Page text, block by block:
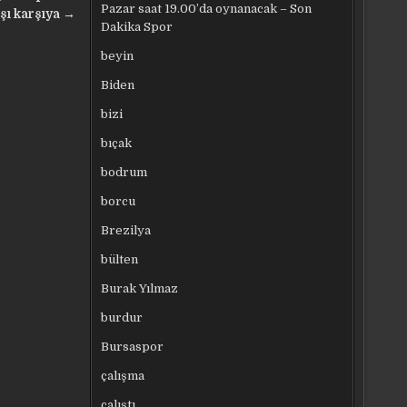
karşıya →
Pazar saat 19.00’da oynanacak – Son
Dakika Spor
beyin
Biden
bizi
bıçak
bodrum
borcu
Brezilya
bülten
Burak Yılmaz
burdur
Bursaspor
çalışma